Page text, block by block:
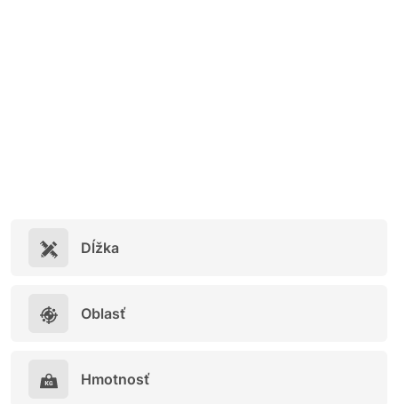
Dĺžka
Oblasť
Hmotnosť